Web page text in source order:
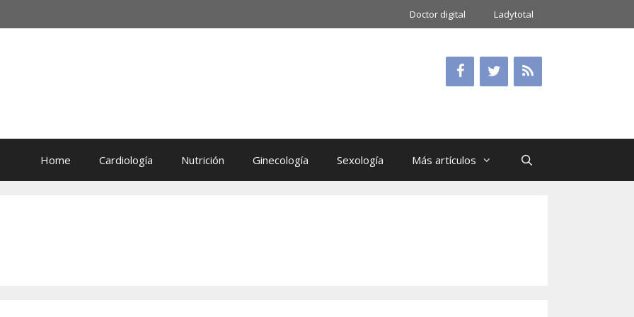
Doctor digital Ladytotal
Home Cardiología Nutrición Ginecología Sexología Más artículos